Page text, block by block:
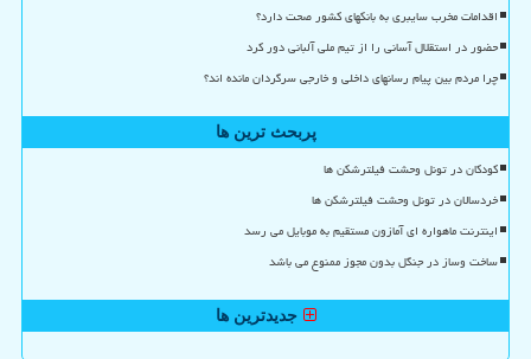
اقدامات مخرب سایبری به بانکهای کشور صحت دارد؟
حضور در استقلال آسانی را از تیم ملی آلبانی دور کرد
چرا مردم بین پیام رسانهای داخلی و خارجی سرگردان مانده اند؟
پربحث ترین ها
کودکان در تونل وحشت فیلترشکن ها
خردسالان در تونل وحشت فیلترشکن ها
اینترنت ماهواره ای آمازون مستقیم به موبایل می رسد
ساخت وساز در جنگل بدون مجوز ممنوع می باشد
جدیدترین ها